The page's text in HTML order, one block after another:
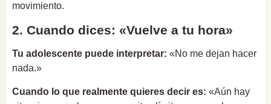
movimiento.
2. Cuando dices: «Vuelve a tu hora»
Tu adolescente puede interpretar: «No me dejan hacer
nada.»
Cuando lo que realmente quieres decir es: «Aún hay